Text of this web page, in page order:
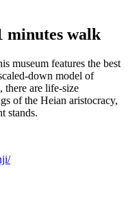
minutes walk
museum features the best
down model of
are life-size
of the Heian aristocracy,
stands.